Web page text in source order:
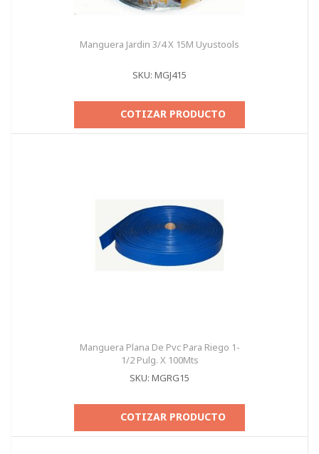
Manguera Jardin 3/4 X 15M Uyustools
SKU: MGJ415
COTIZAR PRODUCTO
Manguera Plana De Pvc Para Riego 1-
1/2 Pulg. X 100Mts
SKU: MGRG15
COTIZAR PRODUCTO